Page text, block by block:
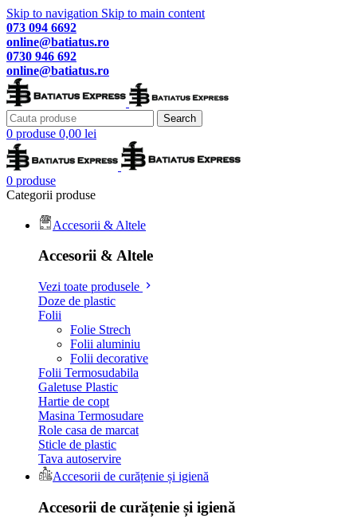
Skip to navigation Skip to main content
073 094 6692
online@batiatus.ro
0730 946 692
online@batiatus.ro
Search
0 produse 0,00 lei
0 produse
Categorii produse
Accesorii & Altele
Accesorii & Altele
Vezi toate produsele
Doze de plastic
Folii
Folie Strech
Folii aluminiu
Folii decorative
Folii Termosudabila
Galetuse Plastic
Hartie de copt
Masina Termosudare
Role casa de marcat
Sticle de plastic
Tava autoservire
Accesorii de curățenie și igienă
Accesorii de curățenie și igienă